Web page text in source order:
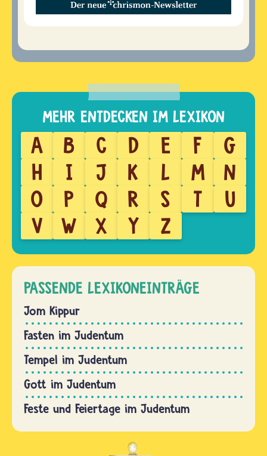
A B C D E F
G
H
I J K L M
N
O
P Q R S T
U
V
W X Y Z
PASSENDE LEXIKONEINTRÄGE
Jom Kippur
Fasten im Judentum
Tempel im Judentum
Gott im Judentum
Feste und Feiertage im Judentum